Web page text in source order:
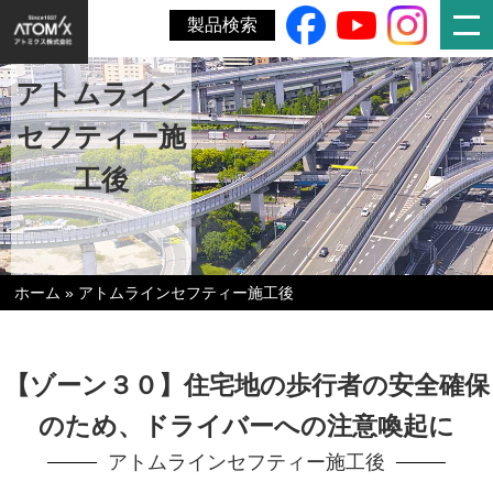
製品検索
アトムライン
セフティー施
工後
ホーム » アトムラインセフティー施工後
【ゾーン３０】住宅地の歩行者の安全確保
のため、ドライバーへの注意喚起に
アトムラインセフティー施工後